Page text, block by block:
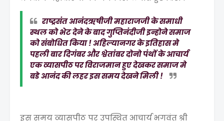
राष्ट्रसंत आनंदऋषीजी महाराजजी के समाधी
स्थल को भेट देने के बाद गुप्तिनंदीजी इन्होने समाज
को संबोधित किया ! अहिल्यानगर के इतिहास मे
पहली बार दिगंबर और श्वेतांबर दोनो पंथों के आचार्य
एक व्यासपीठ पर विराजमान हुए देखकर समाज मे
बडे आनंद की लहर इस समय देखने मिली !
इस समय व्यासपीठ पर उपस्थित आचार्य भगवंत श्री